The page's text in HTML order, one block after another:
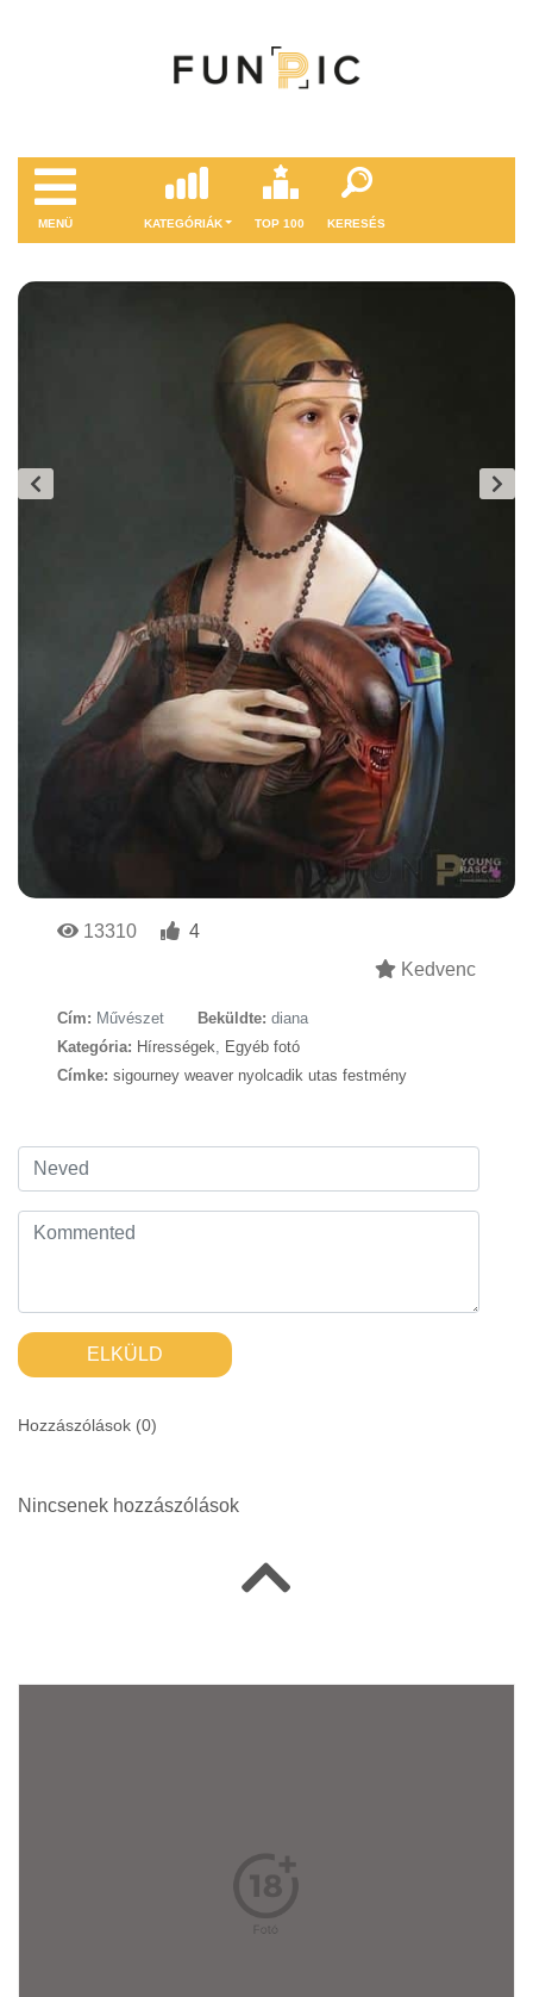
MENÜ KATEGÓRIÁK TOP 100 KERESÉS
13310
4
Kedvenc
Cím: Művészet Beküldte: diana
Kategória: Hírességek
Egyéb fotó
Címke: sigourney weaver nyolcadik utas festmény
ELKÜLD
Hozzászólások (0)
Nincsenek hozzászólások